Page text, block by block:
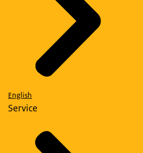
English
Service